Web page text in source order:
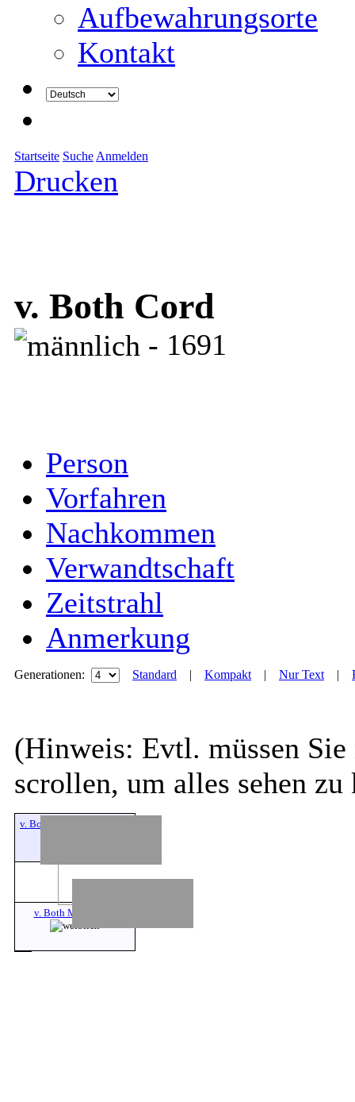
Aufbewahrungsorte
Kontakt
Startseite Suche Anmelden
Drucken
v. Both Cord
- 1691
Person
Vorfahren
Nachkommen
Verwandtschaft
Zeitstrahl
Anmerkung
Generationen: Standard | Kompakt| Nur Text|
(Hinweis: Evtl. müssen Sie
scrollen, um alles sehen zu
v. Both Cord
v. Both Margarethe